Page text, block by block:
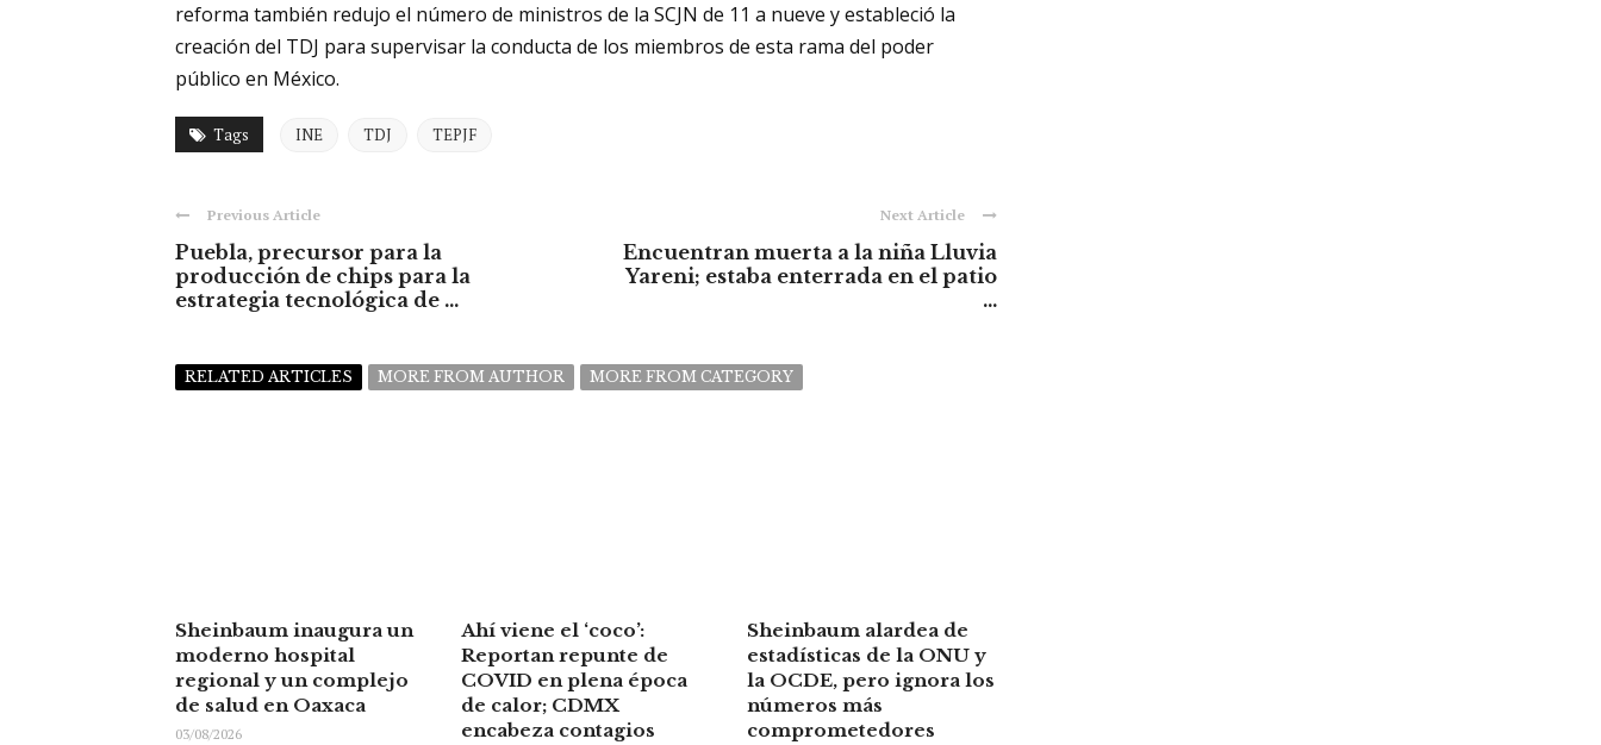
reforma también redujo el número de ministros de la SCJN de 11 a nueve y estableció la
creación del TDJ para supervisar la conducta de los miembros de esta rama del poder
público en México.
Tags INE TDJ TEPJF
Previous Article
Puebla, precursor para la
producción de chips para la
estrategia tecnológica de ...
Next Article
Encuentran muerta a la niña Lluvia
Yareni; estaba enterrada en el patio
...
RELATED ARTICLES MORE FROM AUTHOR MORE FROM CATEGORY
Sheinbaum inaugura un
moderno hospital
regional y un complejo
de salud en Oaxaca
03/08/2026
Ahí viene el ‘coco’:
Reportan repunte de
COVID en plena época
de calor; CDMX
encabeza contagios
Sheinbaum alardea de
estadísticas de la ONU y
la OCDE, pero ignora los
números más
comprometedores